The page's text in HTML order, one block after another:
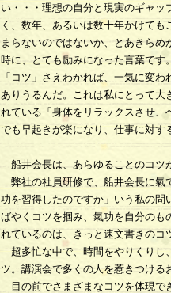
い・・・理想の自分と現実のギャッ
く、数年、あるいは数十年かけても
まらないのではないか、とあきらめ
時に、とても励みになった言葉です
「コツ」さえわかれば、一気に変わ
ありうるんだ。これは私にとって大
れている「身体をリラックスさせ、
でも早起きが楽になり、仕事に対す
船井会長は、あらゆることのコツ
弊社の社員研修で、船井会長に氣
功を習得したのですか」いう私の
ばやくコツを掴み、氣功を自分のも
れているのは、きっと速文書きのコ
超多忙な中で、時間をやりくりし
ツ。講演会で多くの人を惹きつける
目の前でさまざまなコツを体現で